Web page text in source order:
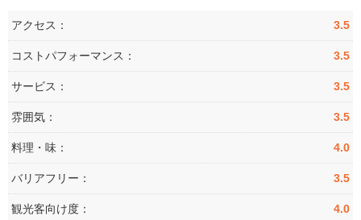
アクセス： 3.5
コストパフォーマンス： 3.5
サービス： 3.5
雰囲気： 3.5
料理・味： 4.0
バリアフリー： 3.5
観光客向け度： 4.0